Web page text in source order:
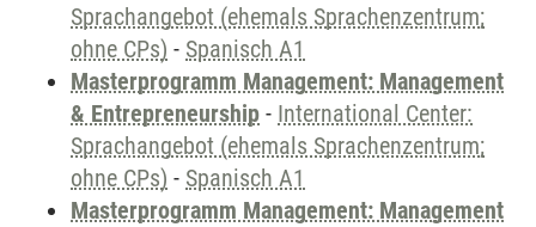
Sprachangebot (ehemals Sprachenzentrum;
ohne CPs) - Spanisch A1
Masterprogramm Management: Management
& Entrepreneurship - International Center:
Sprachangebot (ehemals Sprachenzentrum;
ohne CPs) - Spanisch A1
Masterprogramm Management: Management